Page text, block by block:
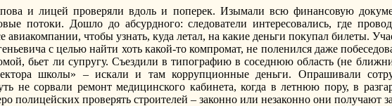
и лицей проверяли вдоль и поперек. Изымали всю финансовую
потоки. Дошло до абсурдного: следователи интересовались, где
авиакомпании, чтобы узнать, куда летал, на какие деньги покупал билеты.
с целью найти хоть какой-то компромат, не поленился даже
бьет ли супругу. Съездили в типографию в соседнюю область (не
школы» – искали и там коррупционные деньги. Опрашивали
не сорвали ремонт медицинского кабинета, когда в летнюю пору, в
полицейских проверять строителей – законно или незаконно они получают